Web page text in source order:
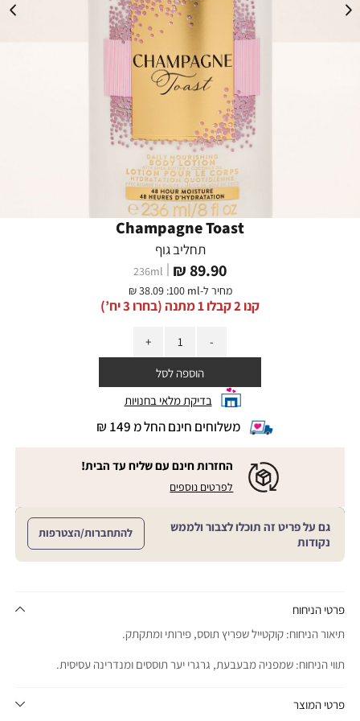
Champagne Toast
תחליב גוף
מחיר
מוצר
89.90 ₪
236ml
מחיר ל-:100 ml
38.09 ₪
קנו 2 קבלו 1 מתנה (בחרו 3 יח’)
הוספה לסל
בדיקת מלאי בחנויות
|
משלוחים
חינם
מ
₪
משלוחים חינם החל מ 149 ₪
|
עם
עד
sale
(16)
החזרות חינם עם שליח עד הבית!
לפרטים נוספים
|
החזרות
שליח
|
גם על פריט זה תוכלו לצבור ולממש
נקודות
להתחברות/הצטרפות
פרטי הניחוח
פרטי המוצר
תיאור הניחוח: קוקטייל שפריץ תוסס, פירותי ומתקתק.
תווי הניחוח: שמפניה מבעבעת, גרגרי יער תוססים ומנדרינה עסיסית.